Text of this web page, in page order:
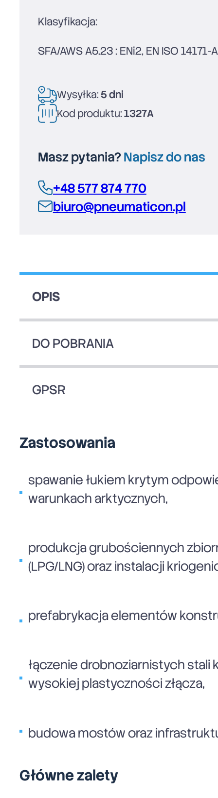
Klasyfikacja:
SFA/AWS A5.23 : ENi2, EN ISO 14171-
Wysyłka:5 dni
Kod produktu:1327A
Masz pytania? Napisz do nas
+48 577 874 770
biuro@pneumaticon.pl
OPIS
DO POBRANIA
GPSR
Zastosowania
spawanie łukiem krytym
warunkach arktycznych,
produkcja grubościennych
(LPG/LNG) oraz instalacji
prefabrykacja elementów
łączenie drobnoziarnistych
wysokiej plastyczności złącza,
budowa mostów oraz
Główne zalety